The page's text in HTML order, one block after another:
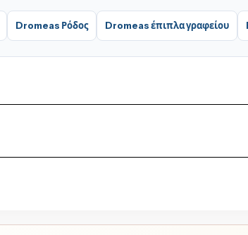
Dromeas Ρόδος Dromeas έπιπλα γραφείου